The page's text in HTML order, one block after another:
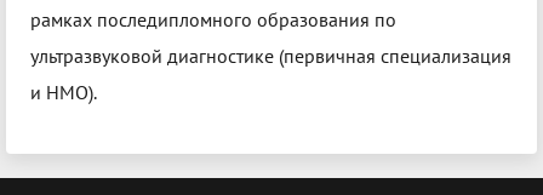
рамках последипломного образования по
ультразвуковой диагностике (первичная специализация
и НМО).